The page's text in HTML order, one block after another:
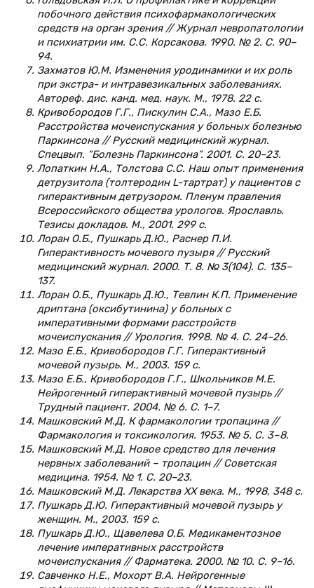
побочного действия психофармакологических
средств на орган зрения // Журнал невропатологии
и психиатрии им. С.С. Корсакова. 1990. № 2. С. 90–
94.
Захматов Ю.М. Изменения уродинамики и их роль
при экстра- и интравезикальных заболеваниях.
Автореф. дис. канд. мед. наук. М., 1978. 22 с.
Кривобородов Г.Г., Пискулин С.А., Мазо Е.Б.
Расстройства мочеиспускания у больных болезнью
Паркинсона // Русский медицинский журнал.
Спецвып. “Болезнь Паркинсона”. 2001. С. 20–23.
Лопаткин Н.А., Толстова С.С. Наш опыт применения
детрузитола (толтеродин L-тартрат) у пациентов с
гиперактивным детрузором. Пленум правления
Всероссийского общества урологов. Ярославль.
Тезисы докладов. М., 2001. 299 с.
Лоран О.Б., Пушкарь Д.Ю., Раснер П.И.
Гиперактивность мочевого пузыря // Русский
медицинский журнал. 2000. Т. 8. № 3(104). С. 135–
137.
Лоран О.Б., Пушкарь Д.Ю., Тевлин К.П. Применение
дриптана (оксибутинина) у больных с
императивными формами расстройств
мочеиспускания // Урология. 1998. № 4. С. 24–26.
Мазо Е.Б., Кривобородов Г.Г. Гиперактивный
мочевой пузырь. М., 2003. 159 с.
Мазо Е.Б., Кривобородов Г.Г., Школьников М.Е.
Нейрогенный гиперактивный мочевой пузырь //
Трудный пациент. 2004. № 6. С. 1–7.
Машковский М.Д. К фармакологии тропацина //
Фармакология и токсикология. 1953. № 5. С. 3–8.
Машковский М.Д. Новое средство для лечения
нервных заболеваний – тропацин // Советская
медицина. 1954. № 1. С. 20–23.
Машковский М.Д. Лекарства ХХ века. М., 1998, 348 с.
Пушкарь Д.Ю. Гиперактивный мочевой пузырь у
женщин. М., 2003. 159 с.
Пушкарь Д.Ю., Щавелева О.Б. Медикаментозное
лечение императивных расстройств
мочеиспускания // Фарматека. 2000. № 10. С. 9–16.
Савченко Н.Е., Мохорт В.А. Нейрогенные